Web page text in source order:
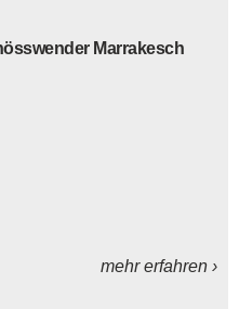
Marrakesch
mehr erfahren ›